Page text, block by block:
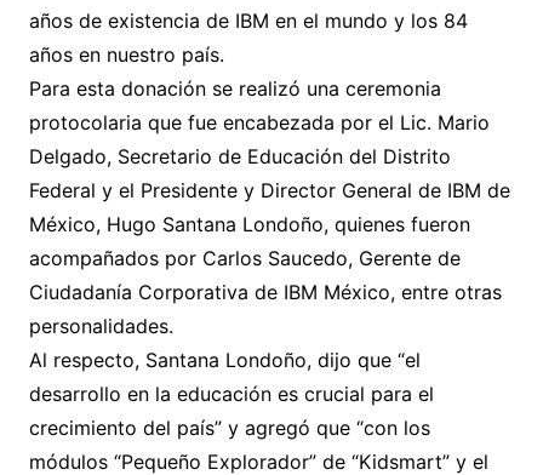
años de existencia de IBM en el mundo y los 84
años en nuestro país.
Para esta donación se realizó una ceremonia
protocolaria que fue encabezada por el Lic. Mario
Delgado, Secretario de Educación del Distrito
Federal y el Presidente y Director General de IBM de
México, Hugo Santana Londoño, quienes fueron
acompañados por Carlos Saucedo, Gerente de
Ciudadanía Corporativa de IBM México, entre otras
personalidades.
Al respecto, Santana Londoño, dijo que “el
desarrollo en la educación es crucial para el
crecimiento del país” y agregó que “con los
módulos “Pequeño Explorador” de “Kidsmart” y el